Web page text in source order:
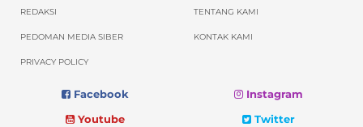
REDAKSI TENTANG KAMI
PEDOMAN MEDIA SIBER KONTAK KAMI
PRIVACY POLICY
Facebook
Instagram
Youtube
Twitter